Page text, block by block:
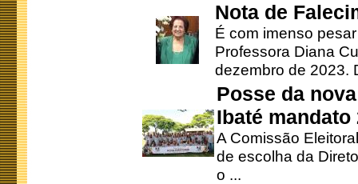
Nota de
É com imenso
Professora Diana
dezembro de 2023.
Posse da
Ibaté mandato
A Comissão
de escolha da
o ...